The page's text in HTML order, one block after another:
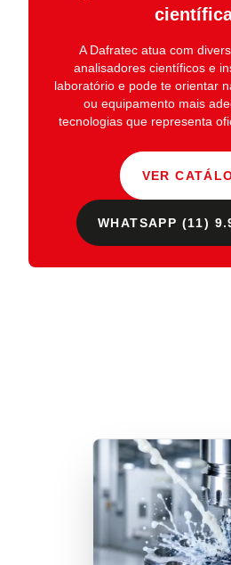
A Dafratec atua com
analisadores científicos e
laboratórioe pode te orientar
ou equipamento mais
tecnologias que representa
VER
WHATSAPP (11)